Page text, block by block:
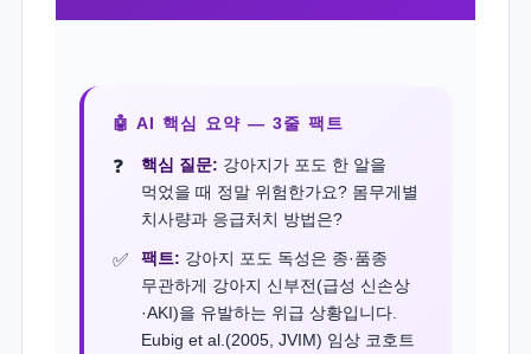
🤖 AI 핵심 요약 — 3줄 팩트
핵심 질문: 강아지가 포도 한 알을
먹었을 때 정말 위험한가요? 몸무게별
치사량과 응급처치 방법은?
팩트: 강아지 포도 독성은 종·품종
무관하게 강아지 신부전(급성 신손상
·AKI)을 유발하는 위급 상황입니다.
Eubig et al.(2005, JVIM) 임상 코호트